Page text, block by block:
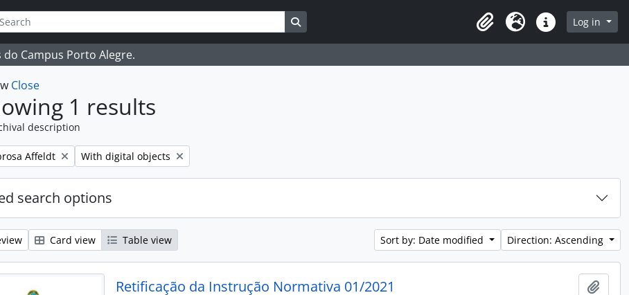
options Search in browse page
ClipboardLanguageQuick linksLog in
Campus Porto Alegre.
Close
1 results
description
Affeldt Remove filter:
With digital objects
search options
Card view Table view Sort by: Date modified Direction: Ascending
Retificação da Instrução Normativa 01/2021